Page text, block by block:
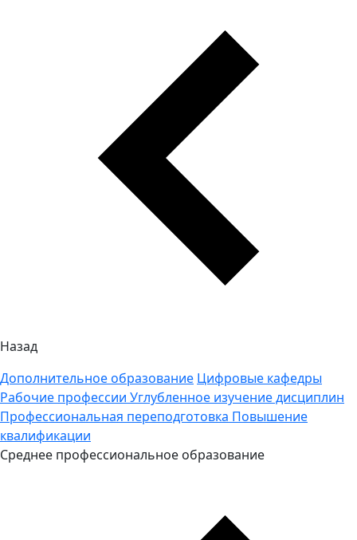
Назад
Дополнительное образование Цифровые кафедры
Рабочие профессии Углубленное изучение дисциплин
Профессиональная переподготовка Повышение
квалификации
Среднее профессиональное образование